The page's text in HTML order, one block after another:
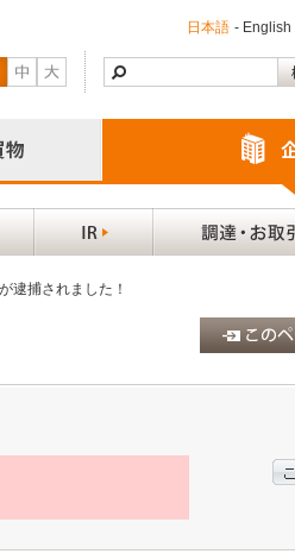
日本語 - English
逮捕されました！